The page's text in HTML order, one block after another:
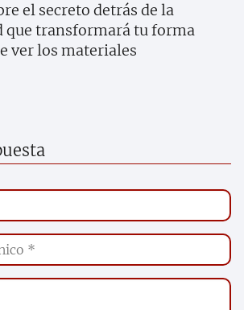
el secreto detrás de la
que transformará tu forma
ver los materiales